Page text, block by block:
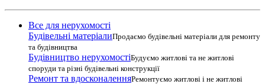
Все для нерухомості
Будівельні матеріалиПродаємо будівельні матеріали для ремонту
та будівництва
Будівництво нерухомостіБудуємо житлові та не житлові
споруди та різні будівельні конструкції
Ремонт та вдосконаленняРемонтуємо житлові і не житлові